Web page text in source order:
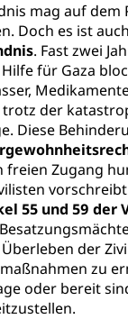
mag auf dem
Doch es ist
. Fast zwei
für Gaza
trotz der
Diese
freien Zugang
55 und 59 der
der
zu
oder bereit